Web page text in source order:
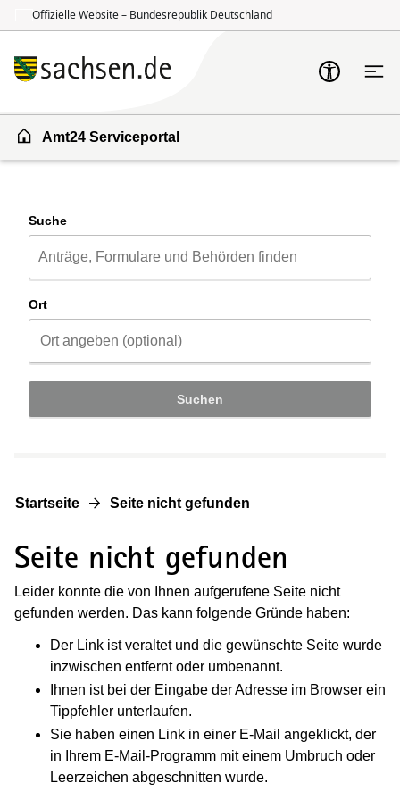
Offizielle Website – Bundesrepublik Deutschland
Amt24 Serviceportal
Suche
Ort
Suchen
Startseite Seite nicht gefunden
Seite nicht gefunden
Leider konnte die von Ihnen aufgerufene Seite nicht
gefunden werden. Das kann folgende Gründe haben:
Der Link ist veraltet und die gewünschte Seite wurde
inzwischen entfernt oder umbenannt.
Ihnen ist bei der Eingabe der Adresse im Browser ein
Tippfehler unterlaufen.
Sie haben einen Link in einer E-Mail angeklickt, der
in Ihrem E-Mail-Programm mit einem Umbruch oder
Leerzeichen abgeschnitten wurde.